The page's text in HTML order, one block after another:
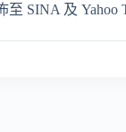
SINA 及 Yahoo